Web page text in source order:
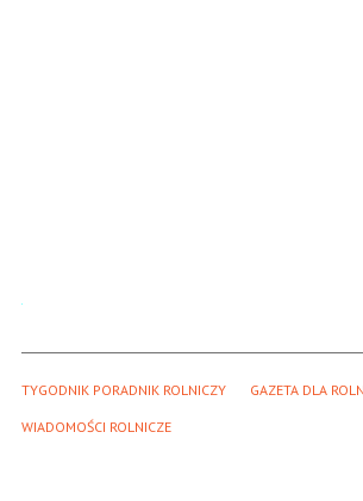
TYGODNIK PORADNIK ROLNICZY GAZETA DLA
WIADOMOŚCI ROLNICZE